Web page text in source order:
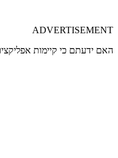
ADVERTISEMENT
האם ידעתם כי קיימות